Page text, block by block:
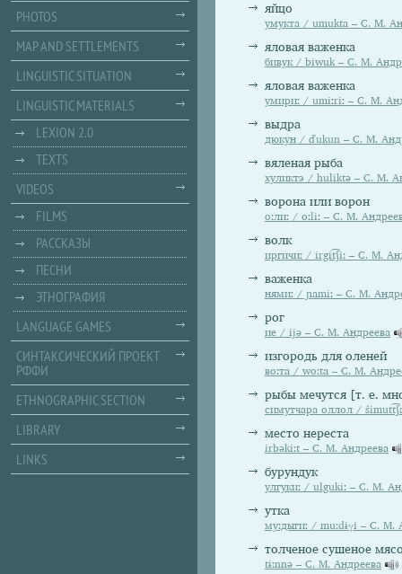
яйцо
умукта / umukta – С. М.
яловая важенка
бивук / biwuk – С. М.
яловая важенка
умириː / umiːriː – С. М.
выдра
дюкун / ďukun – С. М.
вяленая рыба
хуликтэ / huliktə – С. М.
ворона или ворон
оːлиː / oːliː – С. М.
волк
иргичиː / irgit͡ʃiː – С. М.
важенка
нямиː / ɲamiː – С. М.
рог
ие / ijə – С. М. Андреева
изгородь для оленей
воːта / woːta – С. М.
рыбы мечутся [т. е.
симутчара оллол /
место нереста
irbəkiːt – С. М. Андреева
бурундук
улгукиː / ulgukiː – С. М.
утка
муːдыгиː / muːdɨγi – С. М.
толченое сушеное
tɨːnnə – С. М. Андреева
PHOTOS
MAP AND SETTLEMENTS
LINGUISTIC SITUATION
LINGUISTIC MATERIALS
LEXION 2.0
TEXTS
VIDEOS
FILMS
РАССКАЗЫ
ПЕСНИ
ЭТНОГРАФИЯ
LANGUAGE GAMES
СИНТАКСИЧЕСКИЙ ПРОЕКТ
РФФИ
ETHNOGRAPHIC SECTION
LIBRARY
LINKS